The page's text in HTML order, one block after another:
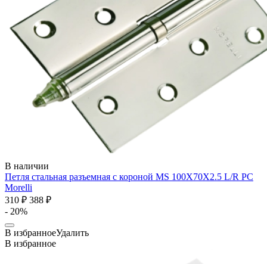
В наличии
Петля стальная разъемная с короной MS 100X70X2.5 L/R PC
Morelli
310 ₽ 388 ₽
- 20%
В избранноеУдалить
В избранное